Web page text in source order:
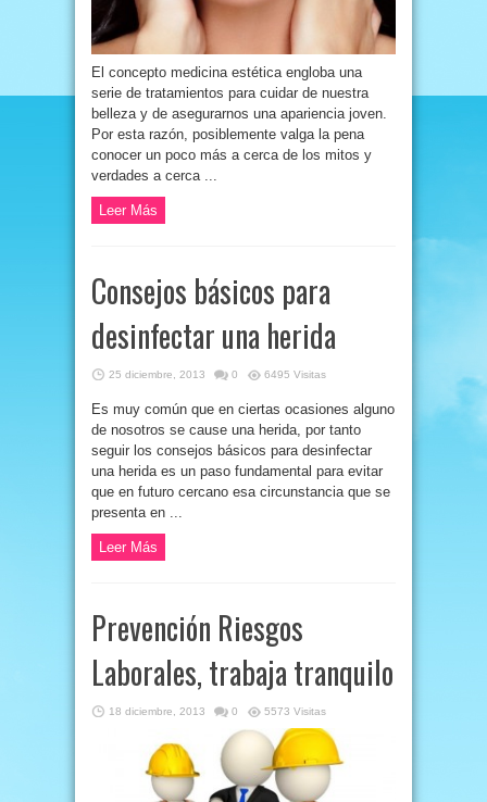
El concepto medicina estética engloba una
serie de tratamientos para cuidar de nuestra
belleza y de asegurarnos una apariencia joven.
Por esta razón, posiblemente valga la pena
conocer un poco más a cerca de los mitos y
verdades a cerca ...
Leer Más
Consejos básicos para
desinfectar una herida
25 diciembre, 2013 0 6495 Visitas
Es muy común que en ciertas ocasiones alguno
de nosotros se cause una herida, por tanto
seguir los consejos básicos para desinfectar
una herida es un paso fundamental para evitar
que en futuro cercano esa circunstancia que se
presenta en ...
Leer Más
Prevención Riesgos
Laborales, trabaja tranquilo
18 diciembre, 2013 0 5573 Visitas